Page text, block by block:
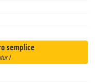
semplice
I